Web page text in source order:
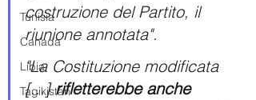
Tunisia
Canada
Libia
Tagikistan
costruzione del Partito, il
riunione annotata".
"La Costituzione modificata
[...] rifletterebbe anche